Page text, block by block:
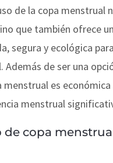
de la copa menstrual
que también ofrece
segura y ecológica
de ser una
menstrual es económica
menstrual
de copa